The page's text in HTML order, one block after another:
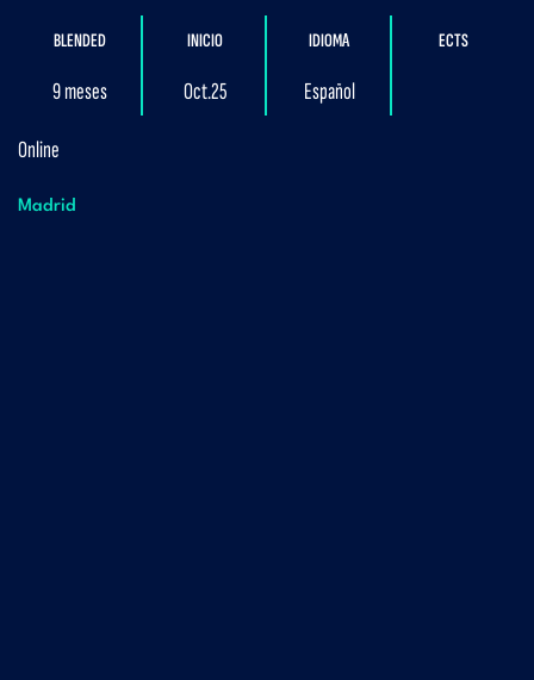
BLENDED
9 meses
INICIO
Oct.25
IDIOMA
Español
ECTS
Online
Madrid